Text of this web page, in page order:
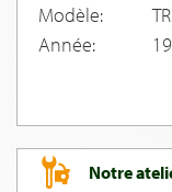
Modèle:
Année:
Notre